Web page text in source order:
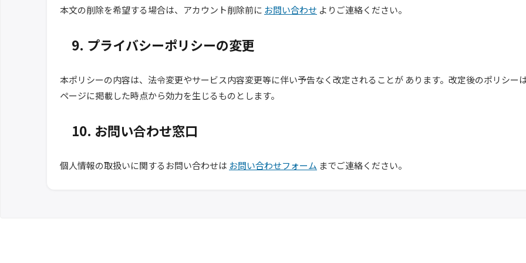
本文の削除を希望する場合は、アカウント削除前に お問い合わせ よりご連絡ください。
9. プライバシーポリシーの変更
本ポリシーの内容は、法令変更やサービス内容変更等に伴い予告なく改定されることが あります。改定後のポリシー
ページに掲載した時点から効力を生じるものとします。
10. お問い合わせ窓口
個人情報の取扱いに関するお問い合わせは お問い合わせフォーム までご連絡ください。